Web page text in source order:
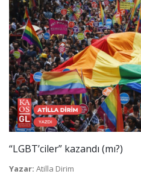
“LGBT’ciler” kazandı (mı?)
Yazar: Atilla Dirim